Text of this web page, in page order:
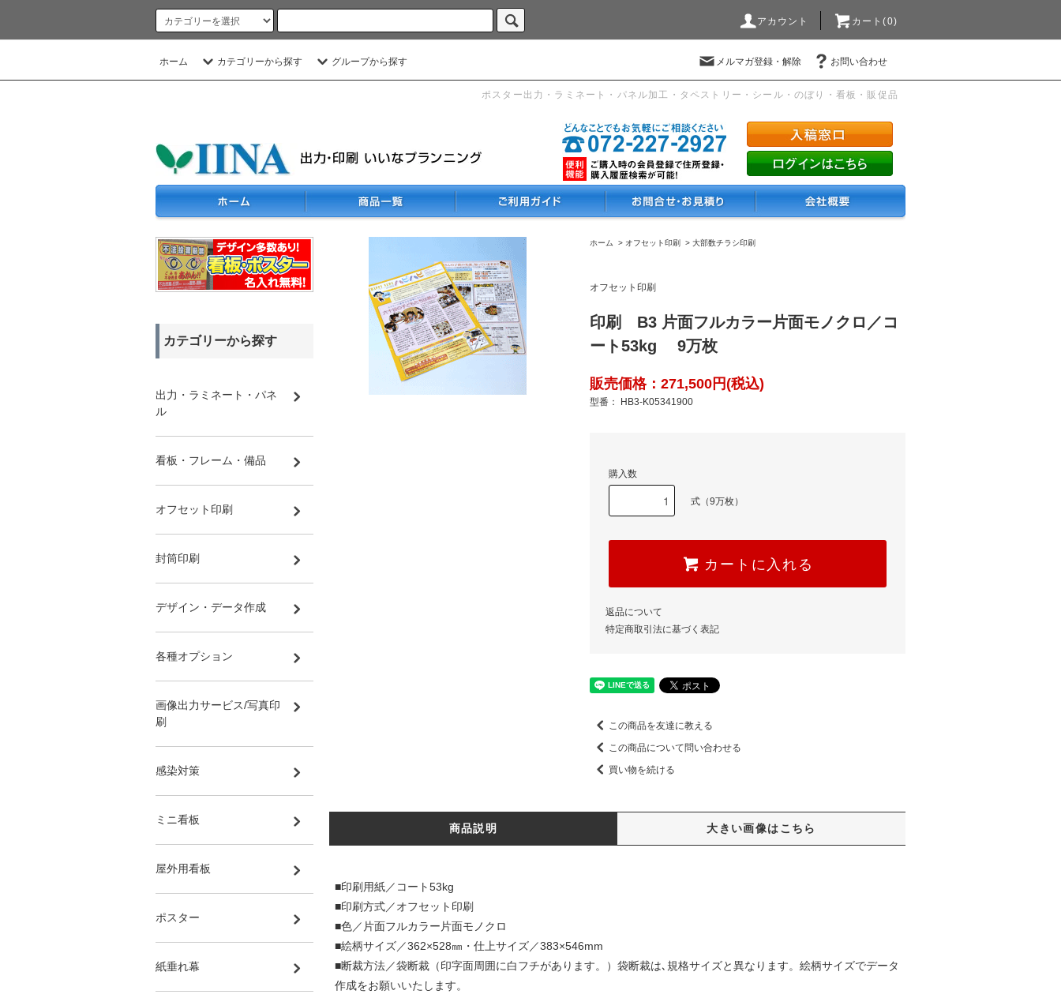
アカウント カート(0)
ホーム カテゴリーから探す グループから探す メルマガ登録・解除 お問い合わせ
ポスター出力・ラミネート・パネル加工・タペストリー・シール・のぼり・看板・販促品
ホーム > オフセット印刷 > 大部数チラシ印刷
オフセット印刷
印刷 B3 片面フルカラー片面モノクロ／コ
ート53kg 9万枚
販売価格：271,500円(税込)
型番： HB3-K05341900
購入数
式（9万枚）
カートに入れる
返品について
特定商取引法に基づく表記
この商品を友達に教える
この商品について問い合わせる
買い物を続ける
商品説明 大きい画像はこちら
■印刷用紙／コート53kg
■印刷方式／オフセット印刷
■色／片面フルカラー片面モノクロ
■絵柄サイズ／362×528㎜・仕上サイズ／383×546mm
■断裁方法／袋断裁（印字面周囲に白フチがあります。）袋断裁は､規格サイズと異なります。絵柄サイズでデータ
作成をお願いいたします。
カテゴリーから探す
出力・ラミネート・パネ
ル
看板・フレーム・備品
オフセット印刷
封筒印刷
デザイン・データ作成
各種オプション
画像出力サービス/写真印
刷
感染対策
ミニ看板
屋外用看板
ポスター
紙垂れ幕